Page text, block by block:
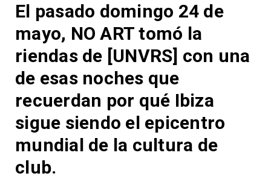
El pasado domingo 24 de
mayo, NO ART tomó la
riendas de [UNVRS] con una
de esas noches que
recuerdan por qué Ibiza
sigue siendo el epicentro
mundial de la cultura de
club.